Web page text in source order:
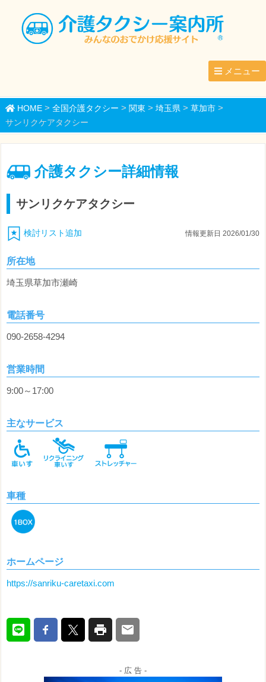
メニュー
HOME> 全国介護タクシー > 関東 > 埼玉県> 草加市>
サンリクケアタクシー
介護タクシー詳細情報
サンリクケアタクシー
検討リスト追加 情報更新日 2026/01/30
所在地
埼玉県草加市瀬崎
電話番号
090-2658-4294
営業時間
9:00～17:00
主なサービス
車種
ホームページ
https://sanriku-caretaxi.com
- 広 告 -